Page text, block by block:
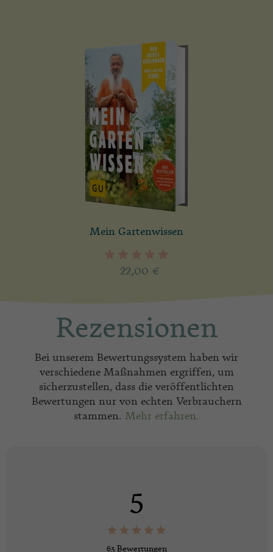
Mein Gartenwissen
22,00 €
Rezensionen
Bei unserem Bewertungssystem haben wir
verschiedene Maßnahmen ergriffen, um
sicherzustellen, dass die veröffentlichten
Bewertungen nur von echten Verbrauchern
stammen. Mehr erfahren.
5
63 Bewertungen